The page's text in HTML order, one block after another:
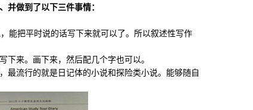
做到了以下三件事情：
把平时说的话写下来就可以了。所以叙述性写作
来。画下来，然后配几个字也可以。
流行的就是日记体的小说和探险类小说。能够随自